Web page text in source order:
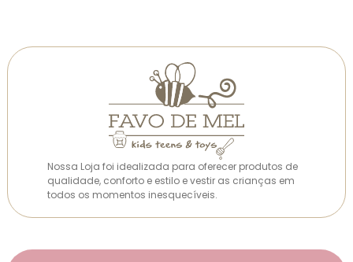
Nossa Loja foi idealizada para oferecer produtos de
qualidade, conforto e estilo e vestir as crianças em
todos os momentos inesquecíveis.